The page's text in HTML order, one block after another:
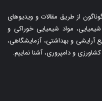
از طریق مقالات و ویدیوهای
مواد شیمیایی خوراکی و
آرایشی و بهداشتی، آزمایشگاهی،
و دامپروری، آشنا نماییم.